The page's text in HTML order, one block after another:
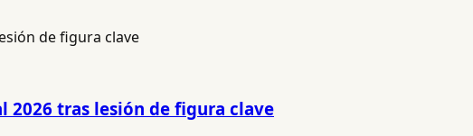
2026 tras lesión de figura clave